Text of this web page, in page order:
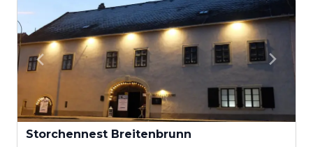
Storchennest Breitenbrunn